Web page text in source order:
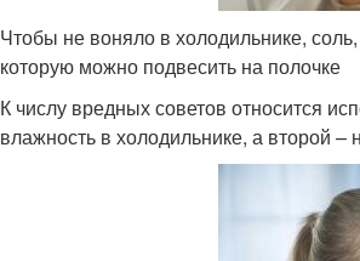
Чтобы не воняло в холодильнике,
которую можно подвесить на полочке
К числу вредных советов относится
влажность в холодильнике, а второй –